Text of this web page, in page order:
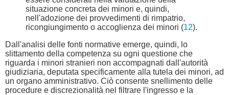
situazione concreta dei minori e, quindi,
nell'adozione dei provvedimenti di rimpatrio,
ricongiungimento o accoglienza dei minori (12).
Dall'analisi delle fonti normative emerge, quindi, lo
slittamento della competenza su ogni questione che
riguarda i minori stranieri non accompagnati dall'autorità
giudiziaria, deputata specificamente alla tutela dei minori, ad
un organo amministrativo. Ciò consente snellimento delle
procedure e discrezionalità nel filtrare l'ingresso e la